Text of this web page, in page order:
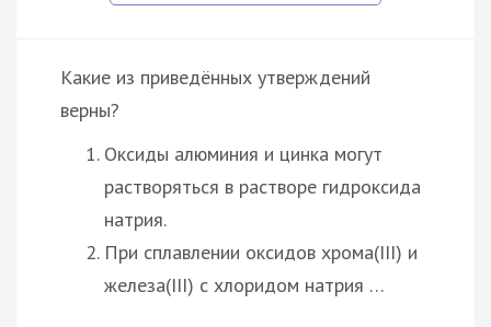
Какие из приведённых утверждений
верны?
Оксиды алюминия и цинка могут
растворяться в растворе гидроксида
натрия.
При сплавлении оксидов хрома(III) и
железа(III) с хлоридом натрия …